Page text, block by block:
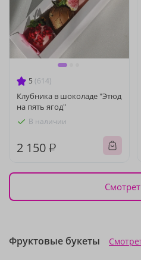
5 (614)
Клубника в шоколаде "Этюд
на пять ягод"
В наличии
2 150 ₽
Фруктовые букеты